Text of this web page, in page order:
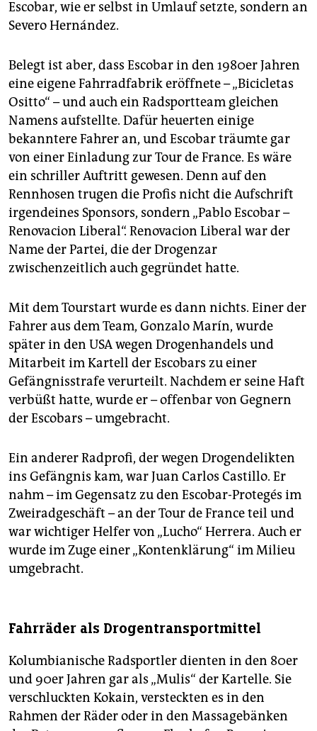
Escobar, wie er selbst in Umlauf setzte, sondern an
Severo Hernández.
Belegt ist aber, dass Escobar in den 1980er Jahren
eine eigene Fahrradfabrik eröffnete – „Bicicletas
Ositto“ – und auch ein Radsportteam gleichen
Namens aufstellte. Dafür heuerten einige
bekanntere Fahrer an, und Escobar träumte gar
von einer Einladung zur Tour de France. Es wäre
ein schriller Auftritt gewesen. Denn auf den
Rennhosen trugen die Profis nicht die Aufschrift
irgendeines Sponsors, sondern „Pablo Escobar –
Renovacion Liberal“. Renovacion Liberal war der
Name der Partei, die der Drogenzar
zwischenzeitlich auch gegründet hatte.
Mit dem Tourstart wurde es dann nichts. Einer der
Fahrer aus dem Team, Gonzalo Marín, wurde
später in den USA wegen Drogenhandels und
Mitarbeit im Kartell der Escobars zu einer
Gefängnisstrafe verurteilt. Nachdem er seine Haft
verbüßt hatte, wurde er – offenbar von Gegnern
der Escobars – umgebracht.
Ein anderer Radprofi, der wegen Drogendelikten
ins Gefängnis kam, war Juan Carlos Castillo. Er
nahm – im Gegensatz zu den Escobar-Protegés im
Zweiradgeschäft – an der Tour de France teil und
war wichtiger Helfer von „Lucho“ Herrera. Auch er
wurde im Zuge einer „Kontenklärung“ im Milieu
umgebracht.
Fahrräder als Drogentransportmittel
Kolumbianische Radsportler dienten in den 80er
und 90er Jahren gar als „Mulis“ der Kartelle. Sie
verschluckten Kokain, versteckten es in den
Rahmen der Räder oder in den Massagebänken